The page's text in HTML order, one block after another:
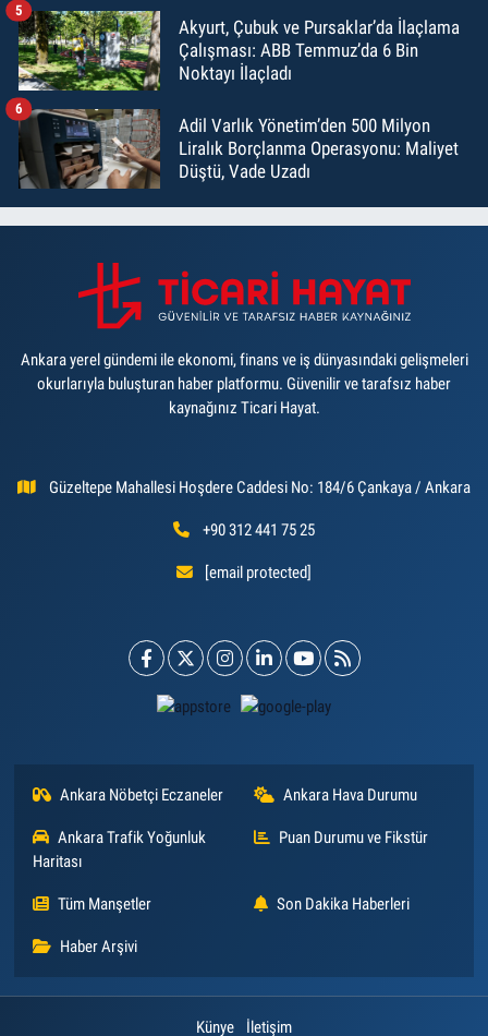
Akyurt, Çubuk ve Pursaklar’da İlaçlama
Çalışması: ABB Temmuz’da 6 Bin
Noktayı İlaçladı
5
Adil Varlık Yönetim’den 500 Milyon
Liralık Borçlanma Operasyonu: Maliyet
Düştü, Vade Uzadı
6
Ankara yerel gündemi ile ekonomi, finans ve iş dünyasındaki gelişmeleri
okurlarıyla buluşturan haber platformu. Güvenilir ve tarafsız haber
kaynağınız Ticari Hayat.
Güzeltepe Mahallesi Hoşdere Caddesi No: 184/6 Çankaya / Ankara
+90 312 441 75 25
[email protected]
Ankara Nöbetçi Eczaneler Ankara Hava Durumu
Ankara Trafik Yoğunluk
Haritası
Puan Durumu ve Fikstür
Tüm Manşetler Son Dakika Haberleri
Haber Arşivi
Künye İletişim